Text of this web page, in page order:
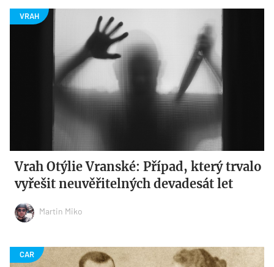
Vrah Otýlie Vranské: Případ, který trvalo
vyřešit neuvěřitelných devadesát let
Martin Miko